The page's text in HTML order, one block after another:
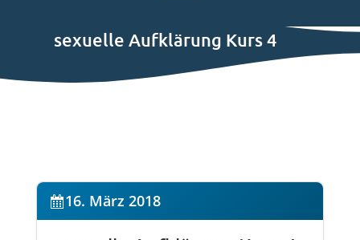
sexuelle Aufklärung Kurs 4
16. März 2018